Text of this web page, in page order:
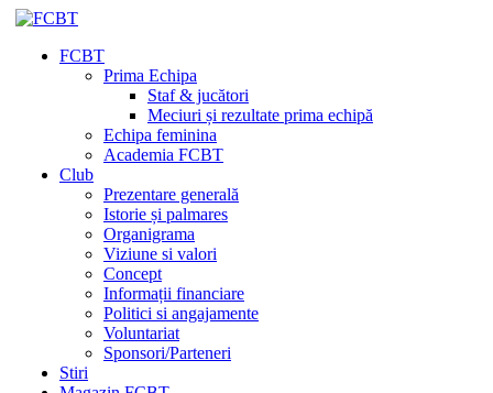
FCBT
Prima Echipa
Staf & jucători
Meciuri și rezultate prima echipă
Echipa feminina
Academia FCBT
Club
Prezentare generală
Istorie și palmares
Organigrama
Viziune si valori
Concept
Informații financiare
Politici si angajamente
Voluntariat
Sponsori/Parteneri
Stiri